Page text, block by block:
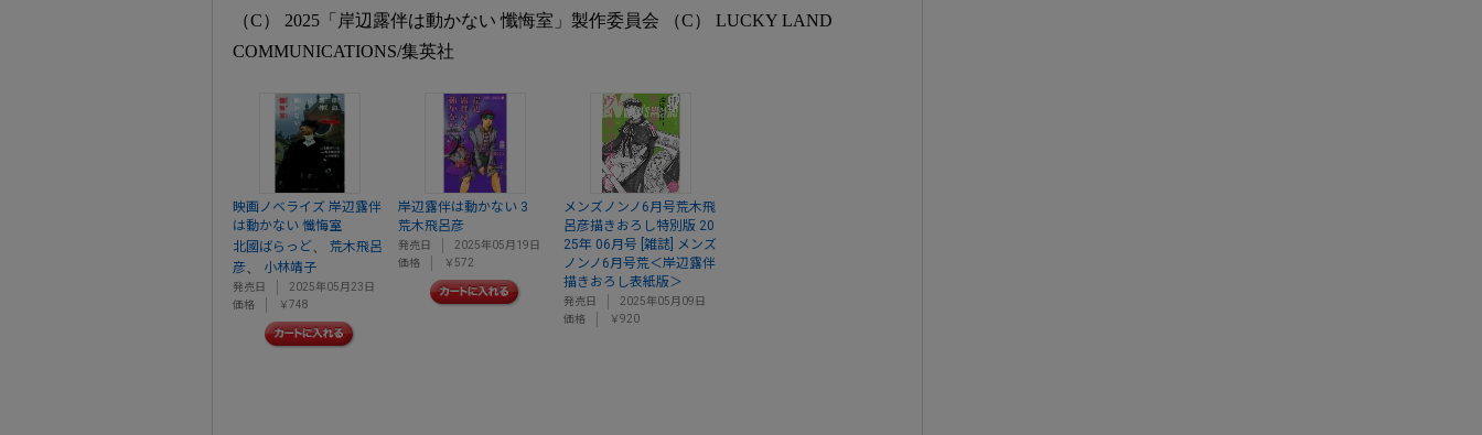
（C） 2025「岸辺露伴は動かない 懺悔室」製作委員会 （C） LUCKY LAND
COMMUNICATIONS/集英社
映画ノベライズ 岸辺露伴
は動かない 懺悔室
北國ばらっど
荒木飛呂
彦
小林靖子
発売日
2025年05月23日
価格
￥748
岸辺露伴は動かない 3
荒木飛呂彦
発売日
2025年05月19日
価格
￥572
メンズノンノ6月号荒木飛
呂彦描きおろし特別版 20
25年 06月号 [雑誌] メンズ
ノンノ6月号荒＜岸辺露伴
描きおろし表紙版＞
発売日
2025年05月09日
価格
￥920